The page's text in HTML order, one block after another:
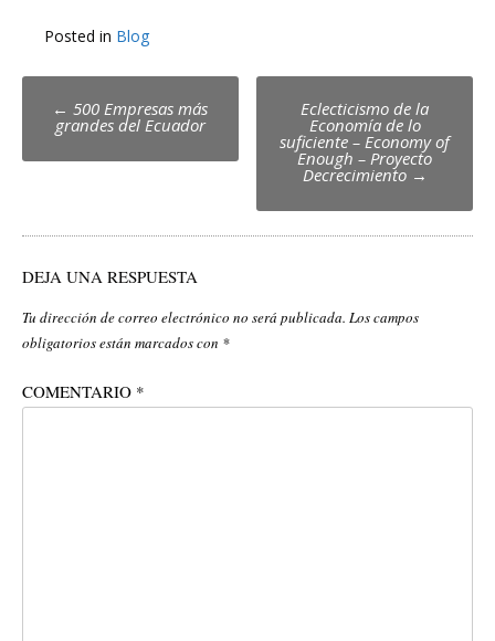
Posted in Blog
Post
navigation
← 500 Empresas más
grandes del Ecuador
Eclecticismo de la
Economía de lo
suficiente – Economy of
Enough – Proyecto
Decrecimiento →
DEJA UNA RESPUESTA
Tu dirección de correo electrónico no será publicada. Los campos
obligatorios están marcados con *
COMENTARIO *